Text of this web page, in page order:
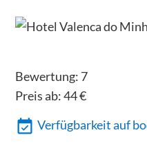
Bewertung: 7
Preis ab:44€
Verfügbarkeit auf